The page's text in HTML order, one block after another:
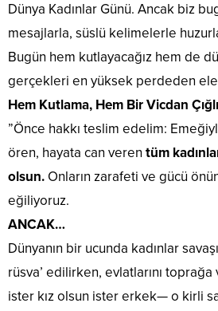
Dünya Kadınlar Günü. Ancak biz
mesajlarla, süslü kelimelerle
Bugün hem kutlayacağız hem de
gerçekleri en yüksek perdeden
Hem Kutlama, Hem Bir Vicdan
​”Önce hakkı teslim edelim:
ören, hayata can veren tüm
olsun. Onların zarafeti ve gücü
eğiliyoruz.
​ANCAK…
​Dünyanın bir ucunda kadınlar
rüsva’ edilirken, evlatlarını
ister kız olsun ister erkek— o kirli